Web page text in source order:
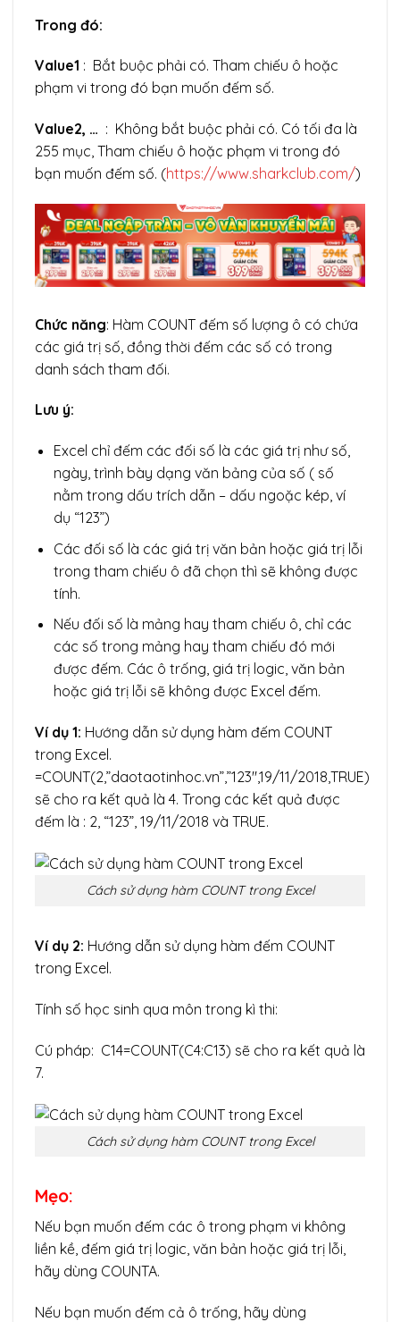
Trong đó:
Value1 : Bắt buộc phải có. Tham chiếu ô hoặc
phạm vi trong đó bạn muốn đếm số.
Value2, … : Không bắt buộc phải có. Có tối đa là
255 mục, Tham chiếu ô hoặc phạm vi trong đó
bạn muốn đếm số. (https://www.sharkclub.com/)
Chức năng: Hàm COUNT đếm số lượng ô có chứa
các giá trị số, đồng thời đếm các số có trong
danh sách tham đối.
Lưu ý:
Excel chỉ đếm các đối số là các giá trị như số,
ngày, trình bày dạng văn bảng của số ( số
nằm trong dấu trích dẫn – dấu ngoặc kép, ví
dụ “123”)
Các đối số là các giá trị văn bản hoặc giá trị lỗi
trong tham chiếu ô đã chọn thì sẽ không được
tính.
Nếu đối số là mảng hay tham chiếu ô, chỉ các
các số trong mảng hay tham chiếu đó mới
được đếm. Các ô trống, giá trị logic, văn bản
hoặc giá trị lỗi sẽ không được Excel đếm.
Ví dụ 1: Hướng dẫn sử dụng hàm đếm COUNT
trong Excel.
=COUNT(2,”daotaotinhoc.vn”,”123″,19/11/2018,TRUE)
sẽ cho ra kết quả là 4. Trong các kết quả được
đếm là : 2, “123”, 19/11/2018 và TRUE.
Cách sử dụng hàm COUNT trong Excel
Ví dụ 2: Hướng dẫn sử dụng hàm đếm COUNT
trong Excel.
Tính số học sinh qua môn trong kì thi:
Cú pháp: C14=COUNT(C4:C13) sẽ cho ra kết quả là
7.
Cách sử dụng hàm COUNT trong Excel
Mẹo:
Nếu bạn muốn đếm các ô trong phạm vi không
liền kề, đếm giá trị logic, văn bản hoặc giá trị lỗi,
hãy dùng COUNTA.
Nếu bạn muốn đếm cả ô trống, hãy dùng